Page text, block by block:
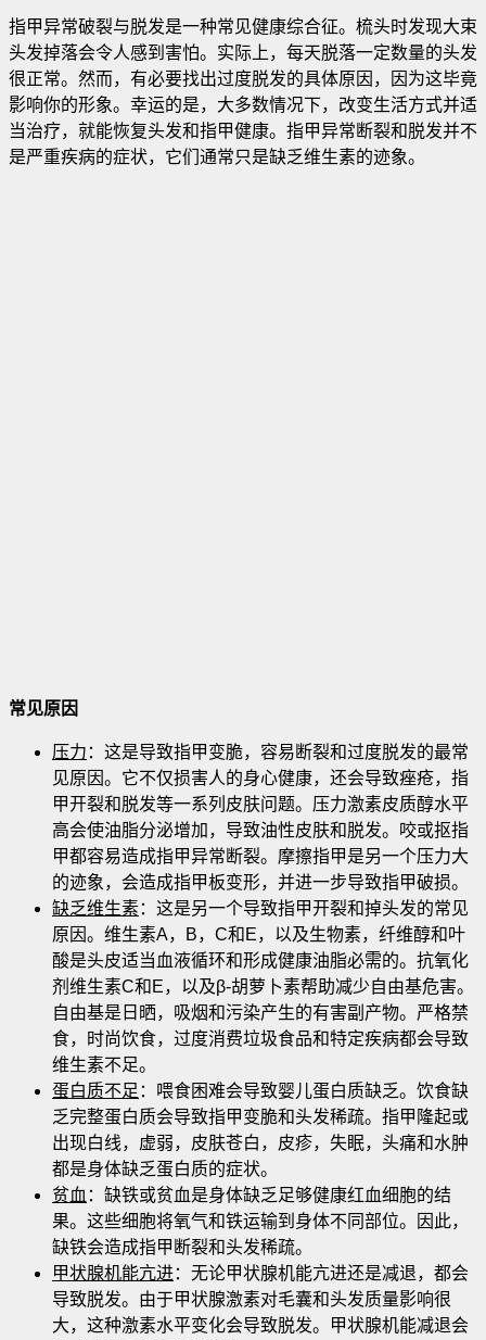
指甲异常破裂与脱发是一种常见健康综合征。梳头时发现大束
头发掉落会令人感到害怕。实际上，每天脱落一定数量的头发
很正常。然而，有必要找出过度脱发的具体原因，因为这毕竟
影响你的形象。幸运的是，大多数情况下，改变生活方式并适
当治疗，就能恢复头发和指甲健康。指甲异常断裂和脱发并不
是严重疾病的症状，它们通常只是缺乏维生素的迹象。
常见原因
压力 ：这是导致指甲变脆，容易断裂和过度脱发的最常
见原因。它不仅损害人的身心健康，还会导致痤疮，指
甲开裂和脱发等一系列皮肤问题。压力激素皮质醇水平
高会使油脂分泌增加，导致油性皮肤和脱发。咬或抠指
甲都容易造成指甲异常断裂。摩擦指甲是另一个压力大
的迹象，会造成指甲板变形，并进一步导致指甲破损。
缺乏维生素：这是另一个导致指甲开裂和掉头发的常见
原因。维生素A，B，C和E，以及生物素，纤维醇和叶
酸是头皮适当血液循环和形成健康油脂必需的。抗氧化
剂维生素C和E，以及β-胡萝卜素帮助减少自由基危害。
自由基是日晒，吸烟和污染产生的有害副产物。严格禁
食，时尚饮食，过度消费垃圾食品和特定疾病都会导致
维生素不足。
蛋白质不足 ：喂食困难会导致婴儿蛋白质缺乏。饮食缺
乏完整蛋白质会导致指甲变脆和头发稀疏。指甲隆起或
出现白线，虚弱，皮肤苍白，皮疹，失眠，头痛和水肿
都是身体缺乏蛋白质的症状。
贫血 ：缺铁或贫血是身体缺乏足够健康红血细胞的结
果。这些细胞将氧气和铁运输到身体不同部位。因此，
缺铁会造成指甲断裂和头发稀疏。
甲状腺机能亢进：无论甲状腺机能亢进还是减退，都会
导致脱发。由于甲状腺激素对毛囊和头发质量影响很
大，这种激素水平变化会导致脱发。甲状腺机能减退会